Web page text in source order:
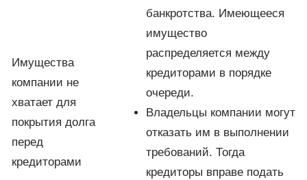
Имущества
компании не
хватает для
покрытия долга
перед
кредиторами
банкротства. Имеющееся
имущество
распределяется между
кредиторами в порядке
очереди.
Владельцы компании могут
отказать им в выполнении
требований. Тогда
кредиторы вправе подать